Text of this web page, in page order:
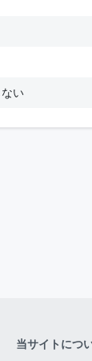
い
当サイトにつ